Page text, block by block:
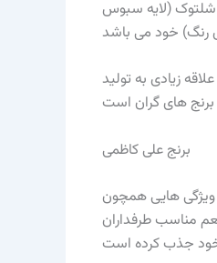
شلتوک (لایه سبوس
زیادی به تولید
برنج علی کاظمی
ویژگی هایی همچون
مناسب طرفداران